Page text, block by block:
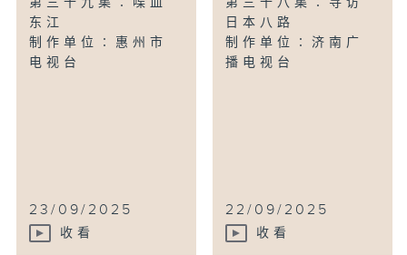
第三十九集∶喋血
东江
制作单位∶惠州市
电视台
23/09/2025
收看
第三十八集∶寻访
日本八路
制作单位∶济南广
播电视台
22/09/2025
收看